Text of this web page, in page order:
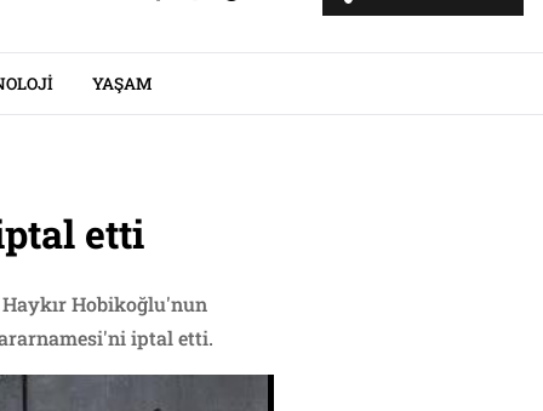
YAŞAM
etti
Hobikoğlu'nun
iptal etti.